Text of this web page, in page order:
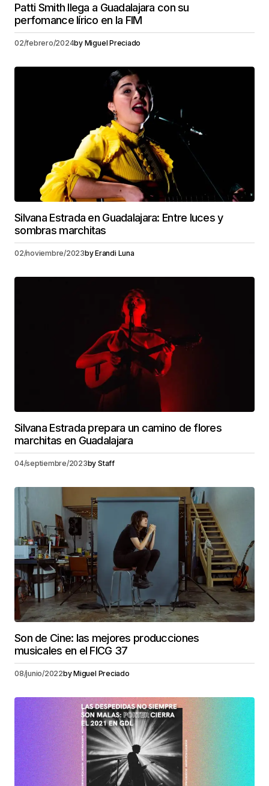
Patti Smith llega a Guadalajara con su
perfomance lírico en la FIM
02/febrero/2024by Miguel Preciado
Silvana Estrada en Guadalajara: Entre luces y
sombras marchitas
02/noviembre/2023byErandi Luna
Silvana Estrada prepara un camino de flores
marchitas en Guadalajara
04/septiembre/2023by Staff
Son de Cine: las mejores producciones
musicales en el FICG 37
08/junio/2022byMiguel Preciado